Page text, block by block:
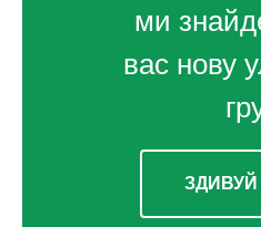
ми
вас нову